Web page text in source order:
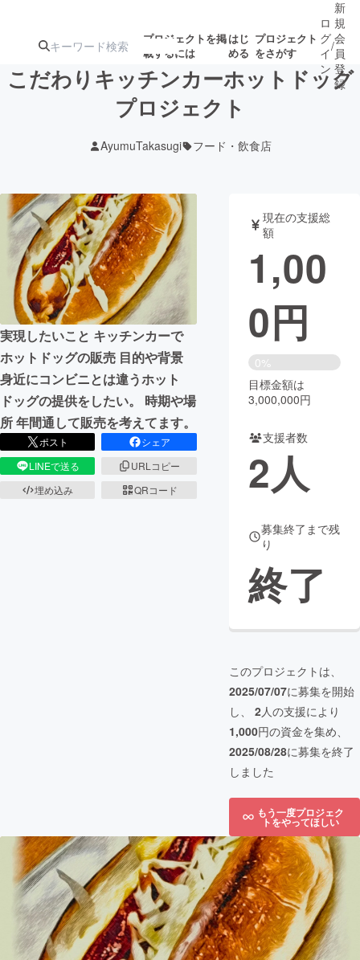
プロジェクトを掲
載するには
はじ
める
プロジェクト
をさがす
ターン
ジェクト
募集終了が近いプ
ロジェクト
アート・写真 音楽
テクノロジー・ガジェット ゲーム・サ
映像・映画 書籍・雑誌
ビジネス・起業 チャレンジ
まちづくり・地域活性化
CAMPFIRE for Social Good CAMPFIRE Creation
CAMPFIREふるさと納税
コミュニティ
ロ
グ
イ
ン
/
新
規
会
員
登
録
こだわりキッチンカーホットドッグ
プロジェクト
AyumuTakasugi フード・飲食店
実現したいこと キッチンカーで
ホットドッグの販売 目的や背景
身近にコンビニとは違うホット
ドッグの提供をしたい。 時期や場
所 年間通して販売を考えてます。
ポスト
シェア
LINEで送る
URLコピー
埋め込み
QRコード
現在の支援総
額
1,00
0円
0%
目標金額は
3,000,000円
支援者数
2人
募集終了まで残
り
終了
このプロジェクトは、
2025/07/07に募集を開始
し、 2人の支援により
1,000円の資金を集め、
2025/08/28に募集を終了
しました
もう一度プロジェク
トをやってほしい